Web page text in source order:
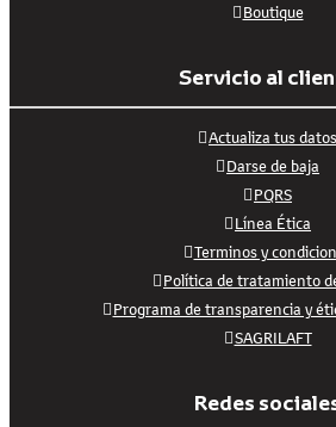
Boutique
Servicio al
Actualiza tus datos
Darse de baja
PQRS
Línea Ética
Terminos y
Política de tratamiento
Programa de transparencia y
SAGRILAFT
Redes